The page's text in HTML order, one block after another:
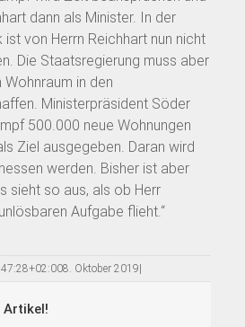
dann als Minister. In der
von Herrn Reichhart nun nicht
Die Staatsregierung muss aber
in den
Ministerpräsident Söder
500.000 neue Wohnungen
Ziel ausgegeben. Daran wird
werden. Bisher ist aber
sieht so aus, als ob Herr
Aufgabe flieht.“
8. Oktober 2019|
Artikel!